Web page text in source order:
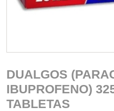
DUALGOS
IBUPROFENO)
TABLETAS